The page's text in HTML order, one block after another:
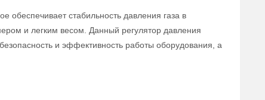
обеспечивает стабильность давления газа в
и легким весом. Данный регулятор давления
и эффективность работы оборудования, а